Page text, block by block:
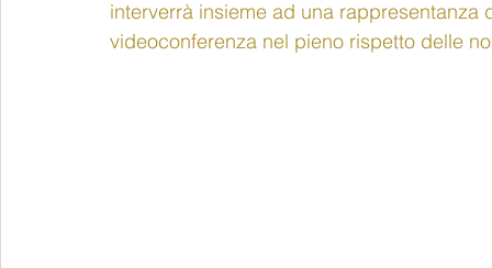
interverrà insieme ad una rappresentanza
videoconferenza nel pieno rispetto delle